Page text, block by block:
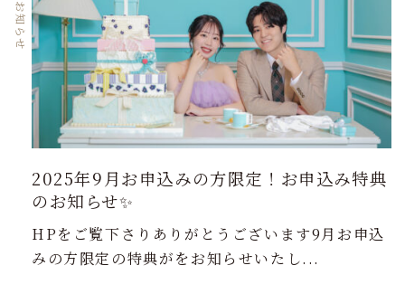
2025年9月お申込みの方限定！お申込み特典
のお知らせ✨
お知らせ
HPをご覧下さりありがとうございます9月お申込
みの方限定の特典がをお知らせいたし...